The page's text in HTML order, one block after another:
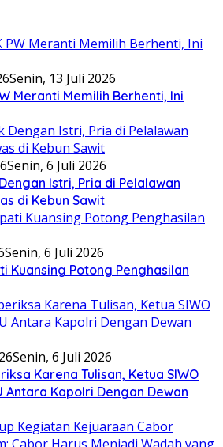
Senin, 13 Juli 2026
Meranti Memilih Berhenti, Ini
Senin, 6 Juli 2026
Istri, Pria di Pelalawan
di Kebun Sawit
Senin, 6 Juli 2026
Kuansing Potong Penghasilan
Senin, 6 Juli 2026
Karena Tulisan, Ketua SIWO
Antara Kapolri Dengan Dewan